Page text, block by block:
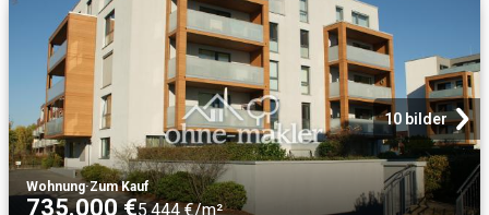
10 bilder
Wohnung·Zum Kauf
735.000 €5.444 €/m²